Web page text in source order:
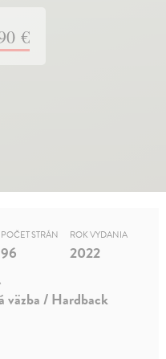
€
POČET STRÁN
96
ROK VYDANIA
2022
väzba / Hardback